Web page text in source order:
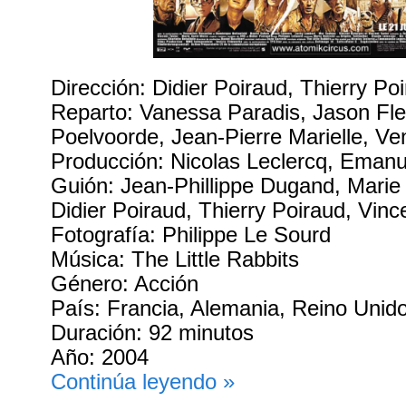
Dirección: Didier Poiraud, Thierry
Reparto: Vanessa Paradis, Jason
Poelvoorde, Jean-Pierre Marielle,
Producción: Nicolas Leclercq,
Guión: Jean-Phillippe Dugand,
Didier Poiraud, Thierry Poiraud,
Fotografía: Philippe Le Sourd
Música: The Little Rabbits
Género: Acción
País: Francia, Alemania, Reino
Duración: 92 minutos
Año: 2004
Continúa leyendo »